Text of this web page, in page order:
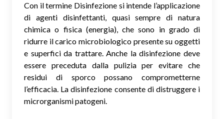
Con il termine Disinfezione si intende l’applicazione
di agenti disinfettanti, quasi sempre di natura
chimica o fisica (energia), che sono in grado di
ridurre il carico microbiologico presente su oggetti
e superfici da trattare. Anche la disinfezione deve
essere preceduta dalla pulizia per evitare che
residui di sporco possano comprometterne
l’efficacia. La disinfezione consente di distruggere i
microrganismi patogeni.